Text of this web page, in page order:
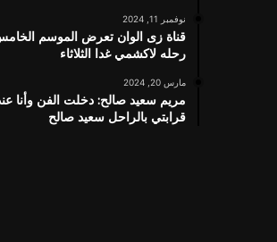
نوفمبر 11, 2024
قناة زى الوان تعرض الموسم
رحله لاكشمي غدا الثلاثاء
مارس 20, 2024
قرابتي بالراحل سعيد صالح